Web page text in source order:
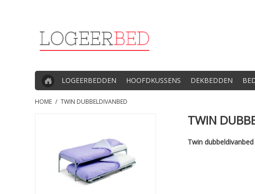
LOGEERBEDDEN HOOFDKUSSENS DEKBEDDEN
HOME / TWIN DUBBELDIVANBED
TWIN
Twin